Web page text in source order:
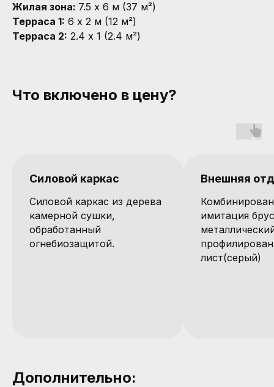
Жилая зона: 7.5 x 6 м (37 м²)
Терраса 1: 6 x 2 м (12 м²)
Терраса 2: 2.4 x 1 (2.4 м²)
Что включено в цену?
Силовой каркас
Силовой каркас из дерева
камерной сушки,
обработанный
огнебиозащитой.
Внешняя
имитация
лист(серый)
Дополнительно: